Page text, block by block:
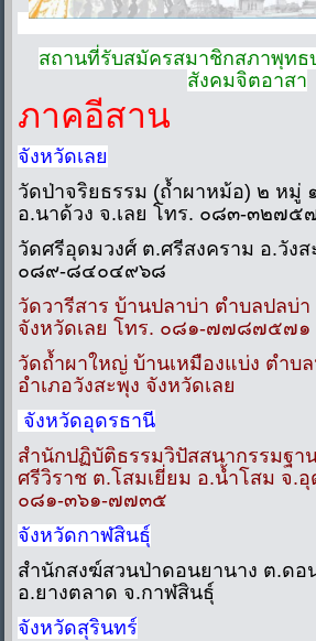
สถานที่รับสมัครสมาชิกสภาพุทธ
สังคมจิตอาสา
ภาคอีสาน
จังหวัดเลย
วัดป่าจริยธรรม (ถ้ำผาหม้อ) ๒ หมู่
อ.นาด้วง จ.เลย โทร. ๐๘๓-๓๒๗๕
วัดศรีอุดมวงศ์ ต.ศรีสงคราม อ.วังส
๐๘๙-๘๔๐๔๙๖๘
วัดวารีสาร บ้านปลาบ่า ตำบลปลบ่า
จังหวัดเลย โทร. ๐๘๑-๗๗๘๗๕๗๑
วัดถ้ำผาใหญ่ บ้านเหมืองแบ่ง ตำบ
อำเภอวังสะพุง จังหวัดเลย
จังหวัดอุดรธานี
สำนักปฏิบัติธรรมวิปัสสนากรรมฐา
ศรีวิราช ต.โสมเยี่ยม อ.น้ำโสม จ.
๐๘๑-๓๖๑-๗๗๓๕
จังหวัดกาฬสินธุ์
สำนักสงฆ์สวนป่าดอนยานาง ต.ด
อ.ยางตลาด จ.กาฬสินธุ์
จังหวัดสุรินทร์